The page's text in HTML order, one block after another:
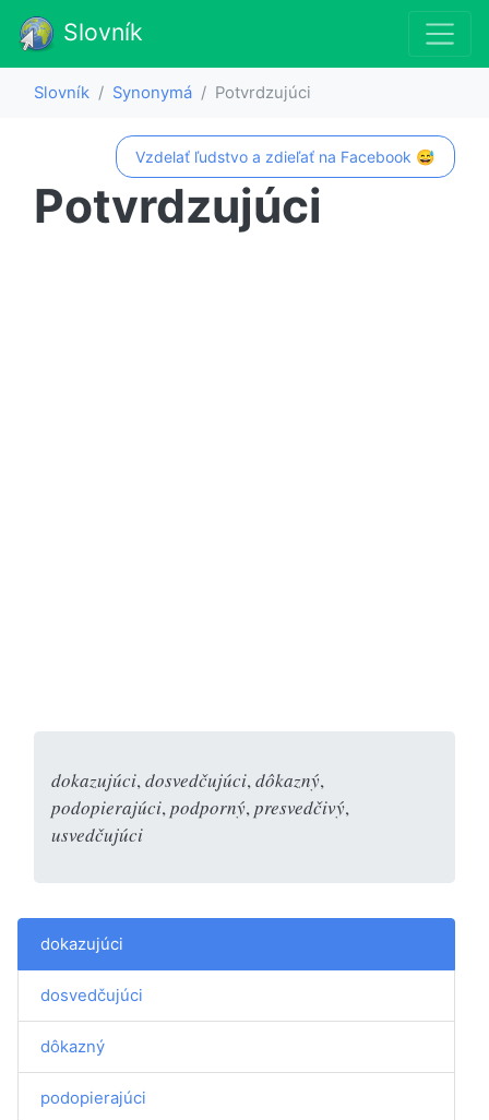
Slovník
Slovník Synonymá Potvrdzujúci
Vzdelať ľudstvo a zdieľať na Facebook 😅
Potvrdzujúci
dokazujúci, dosvedčujúci, dôkazný,
podopierajúci, podporný, presvedčivý,
usvedčujúci
dokazujúci
dosvedčujúci
dôkazný
podopierajúci